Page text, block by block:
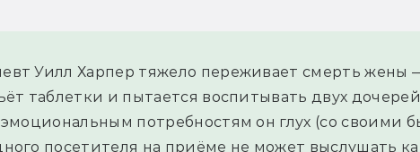
Уилл Харпер тяжело переживает смерть жены
таблетки и пытается воспитывать двух
потребностям он глух (со своими
посетителя на приёме не может выслушать